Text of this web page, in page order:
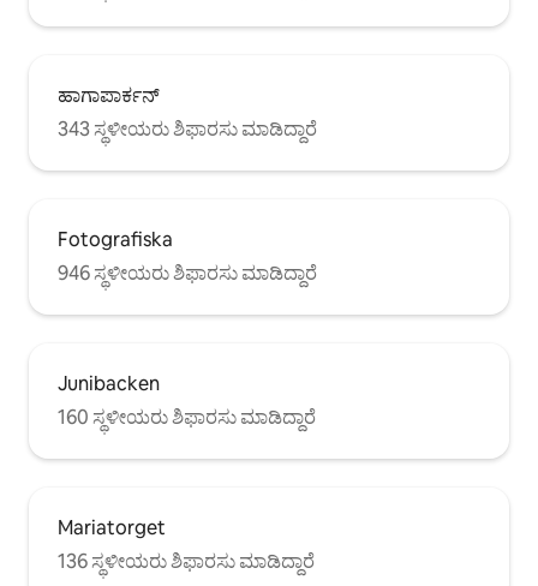
ಹಾಗಾಪಾರ್ಕನ್
343 ಸ್ಥಳೀಯರು ಶಿಫಾರಸು ಮಾಡಿದ್ದಾರೆ
Fotografiska
946 ಸ್ಥಳೀಯರು ಶಿಫಾರಸು ಮಾಡಿದ್ದಾರೆ
Junibacken
160 ಸ್ಥಳೀಯರು ಶಿಫಾರಸು ಮಾಡಿದ್ದಾರೆ
Mariatorget
136 ಸ್ಥಳೀಯರು ಶಿಫಾರಸು ಮಾಡಿದ್ದಾರೆ